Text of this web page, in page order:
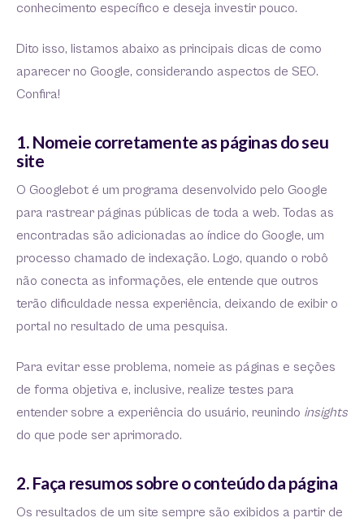
conhecimento específico e deseja investir pouco.
Dito isso, listamos abaixo as principais dicas de como
aparecer no Google, considerando aspectos de SEO.
Confira!
1. Nomeie corretamente as páginas do seu
site
O Googlebot é um programa desenvolvido pelo Google
para rastrear páginas públicas de toda a web. Todas as
encontradas são adicionadas ao índice do Google, um
processo chamado de indexação. Logo, quando o robô
não conecta as informações, ele entende que outros
terão dificuldade nessa experiência, deixando de exibir o
portal no resultado de uma pesquisa.
Para evitar esse problema, nomeie as páginas e seções
de forma objetiva e, inclusive, realize testes para
entender sobre a experiência do usuário, reunindo insights
do que pode ser aprimorado.
2. Faça resumos sobre o conteúdo da página
Os resultados de um site sempre são exibidos a partir de